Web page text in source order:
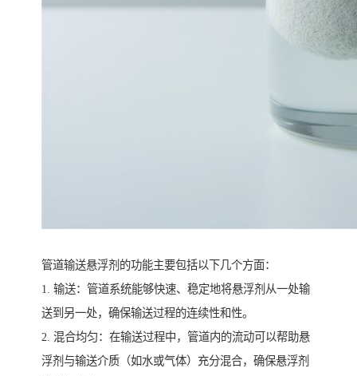
管道输送悬浮剂的功能主要包括以下几个方面：
1. 输送：管道系统能够快速、稳定地将悬浮剂从一处输
送到另一处，确保输送过程的连续性和性。
2. 混合均匀：在输送过程中，管道内的流动可以帮助悬
浮剂与输送介质（如水或气体）充分混合，确保悬浮剂